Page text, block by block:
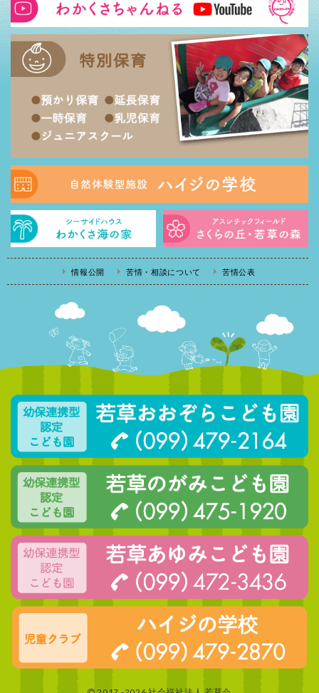
情報公開 苦情・相談について 苦情公表